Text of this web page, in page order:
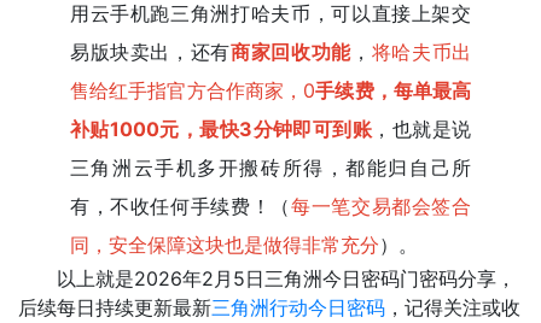
用云手机跑三角洲打哈夫币，可以直接上架交
易版块卖出，还有商家回收功能， 将哈夫币出
售给红手指官方合作商家，0手续费，每单最高
补贴1000元，最快3分钟即可到账 ，也就是说
三角洲云手机多开搬砖所得，都能归自己所
有，不收任何手续费！（每一笔交易都会签合
同，安全保障这块也是做得非常充分）。
以上就是2026年2月5日三角洲今日密码门密码分享，
后续每日持续更新最新三角洲行动今日密码 ，记得关注或收